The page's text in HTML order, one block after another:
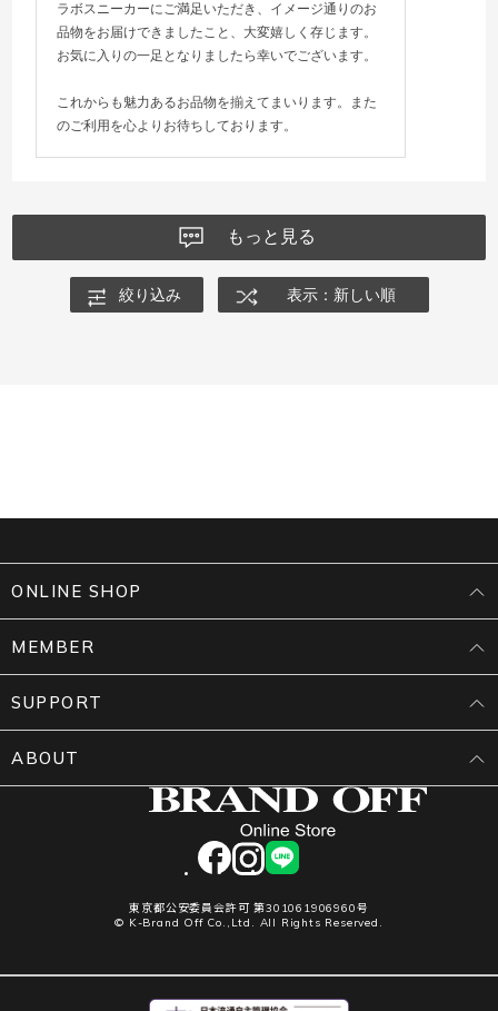
ラボスニーカーにご満足いただき、イメージ通りのお
品物をお届けできましたこと、大変嬉しく存じます。
お気に入りの一足となりましたら幸いでございます。
これからも魅力あるお品物を揃えてまいります。また
のご利用を心よりお待ちしております。
もっと見る
絞り込み 表示：新しい順
facebookinstagram
LINE
東京都公安委員会許可 第301061906960号
© K-Brand Off Co.,Ltd. All Rights Reserved.
ONLINE SHOP
MEMBER
SUPPORT
ABOUT